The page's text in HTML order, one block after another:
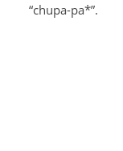
“chupa-pa*”.